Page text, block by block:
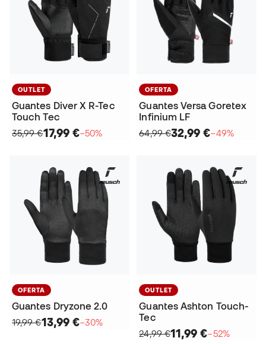
OUTLET
Guantes Diver X R-Tec
Touch Tec
35,99 €17,99 €−50%
OFERTA
Guantes Versa Goretex
Infinium LF
64,99 €32,99 €−49%
OFERTA
Guantes Dryzone 2.0
19,99 €13,99 €−30%
OUTLET
Guantes Ashton Touch-
Tec
24,99 €11,99 €−52%